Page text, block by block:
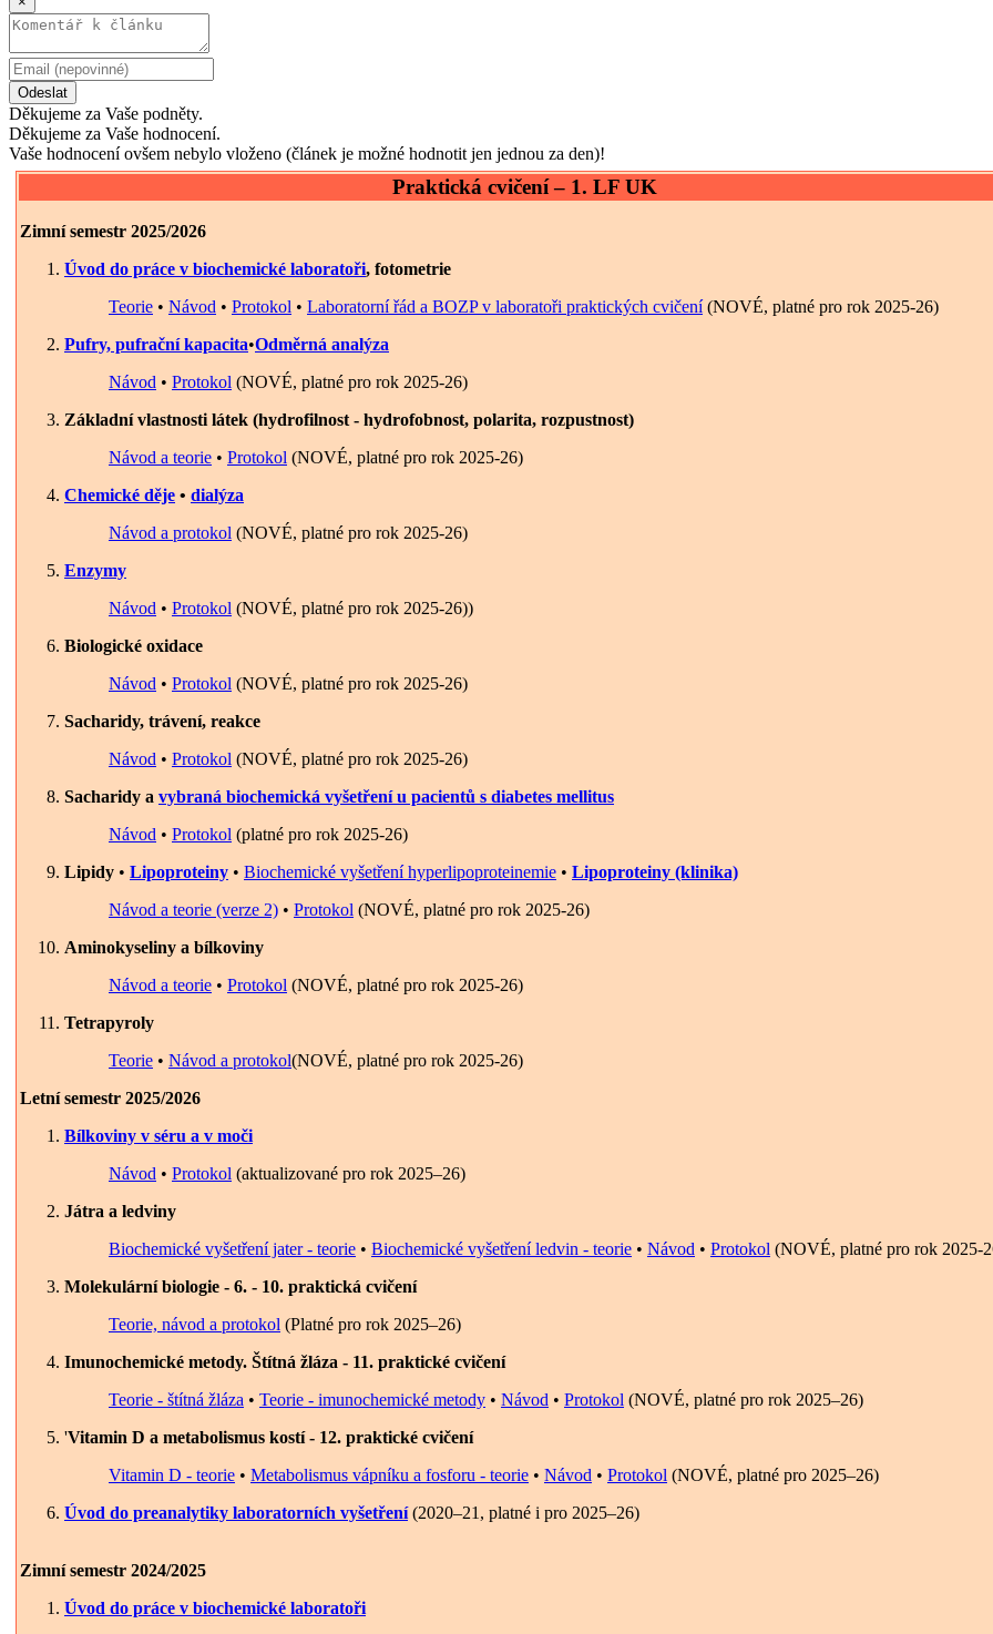
Odeslat
Děkujeme za Vaše podněty.
Děkujeme za Vaše hodnocení.
Vaše hodnocení ovšem nebylo vloženo (článek je možné hodnotit jen jednou za den)!
Praktická cvičení – 1. LF UK
Zimní semestr 2025/2026
Úvod do práce v biochemické laboratoři, fotometrie
Teorie • Návod • Protokol • Laboratorní řád a BOZP v laboratoři praktických cvičení(NOVÉ, platné pro rok 2025-26)
Pufry, pufrační kapacita•Odměrná analýza
Návod • Protokol (NOVÉ, platné pro rok 2025-26)
Základní vlastnosti látek (hydrofilnost - hydrofobnost, polarita, rozpustnost)
Návod a teorie • Protokol (NOVÉ, platné pro rok 2025-26)
Chemické děje • dialýza
Návod a protokol (NOVÉ, platné pro rok 2025-26)
Enzymy
Návod • Protokol (NOVÉ, platné pro rok 2025-26))
Biologické oxidace
Návod • Protokol (NOVÉ, platné pro rok 2025-26)
Sacharidy, trávení, reakce
Návod • Protokol (NOVÉ, platné pro rok 2025-26)
Sacharidy a vybraná biochemická vyšetření u pacientů s diabetes mellitus
Návod • Protokol (platné pro rok 2025-26)
Lipidy • Lipoproteiny • Biochemické vyšetření hyperlipoproteinemie • Lipoproteiny (klinika)
Návod a teorie (verze 2) • Protokol (NOVÉ, platné pro rok 2025-26)
Aminokyseliny a bílkoviny
Návod a teorie • Protokol (NOVÉ, platné pro rok 2025-26)
Tetrapyroly
Teorie • Návod a protokol(NOVÉ, platné pro rok 2025-26)
Letní semestr 2025/2026
Bílkoviny v séru a v moči
Návod • Protokol (aktualizované pro rok 2025–26)
Játra a ledviny
Biochemické vyšetření jater - teorie • Biochemické vyšetření ledvin - teorie • Návod • Protokol (NOVÉ, platné pro rok 2025-
Molekulární biologie - 6. - 10. praktická cvičení
Teorie, návod a protokol (Platné pro rok 2025–26)
Imunochemické metody. Štítná žláza - 11. praktické cvičení
Teorie - štítná žláza • Teorie - imunochemické metody • Návod • Protokol (NOVÉ, platné pro rok 2025–26)
'Vitamin D a metabolismus kostí - 12. praktické cvičení
Vitamin D - teorie • Metabolismus vápníku a fosforu - teorie • Návod • Protokol (NOVÉ, platné pro 2025–26)
Úvod do preanalytiky laboratorních vyšetření(2020–21, platné i pro 2025–26)
Zimní semestr 2024/2025
Úvod do práce v biochemické laboratoři